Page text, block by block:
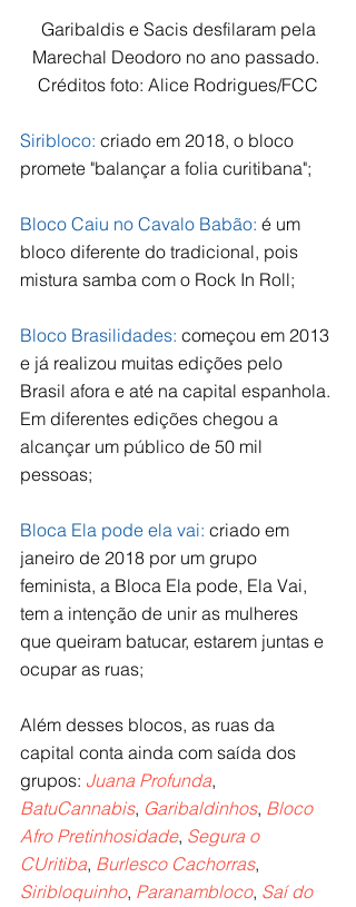
Marechal Deodoro no ano passado.
Créditos foto: Alice Rodrigues/FCC
Siribloco: criado em 2018, o bloco
promete "balançar a folia curitibana";
Bloco Caiu no Cavalo Babão: é um
bloco diferente do tradicional, pois
mistura samba com o Rock In Roll;
Bloco Brasilidades: começou em 2013
e já realizou muitas edições pelo
Brasil afora e até na capital espanhola.
Em diferentes edições chegou a
alcançar um público de 50 mil
pessoas;
Bloca Ela pode ela vai: criado em
janeiro de 2018 por um grupo
feminista, a Bloca Ela pode, Ela Vai,
tem a intenção de unir as mulheres
que queiram batucar, estarem juntas e
ocupar as ruas;
Além desses blocos, as ruas da
capital conta ainda com saída dos
grupos: Juana Profunda,
BatuCannabis, Garibaldinhos, Bloco
Afro Pretinhosidade, Segura o
CUritiba, Burlesco Cachorras,
Siribloquinho, Paranambloco, Saí do